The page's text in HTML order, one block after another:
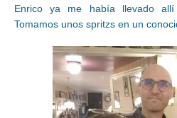
Enrico ya me había llevado
Tomamos unos spritzs en un